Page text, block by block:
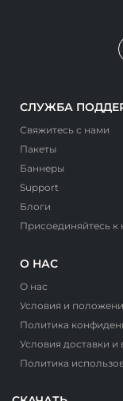
СЛУЖБА
Свяжитесь с нами
Пакеты
Баннеры
Support
Блоги
Присоединяйтесь к
О НАС
О нас
Условия и
Политика
Условия доставки и
Политика